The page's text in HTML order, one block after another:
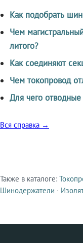
Как подобрать
Чем
литого?
Как соединяют
Чем токопровод
Для чего
Вся справка →
Смежные
Также в каталоге:
Шинодержатели ·